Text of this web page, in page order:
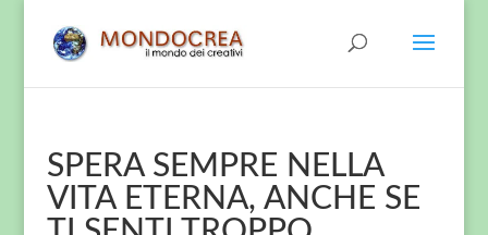
SPERA SEMPRE NELLA
VITA ETERNA, ANCHE SE